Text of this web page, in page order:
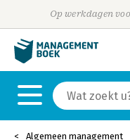
Op werkdagen
Algemeen management